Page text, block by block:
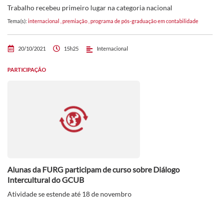
Trabalho recebeu primeiro lugar na categoria nacional
Tema(s): internacional premiação programa de pós-graduação em contabilidade
20/10/2021 15h25 Internacional
PARTICIPAÇÃO
Alunas da FURG participam de curso sobre Diálogo
Intercultural do GCUB
Atividade se estende até 18 de novembro